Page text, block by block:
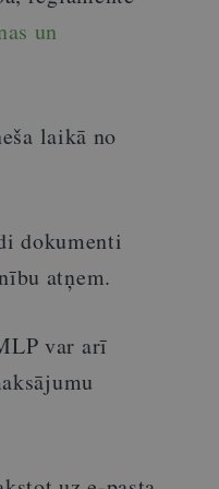
un
laikā no
dokumenti
atņem.
var arī